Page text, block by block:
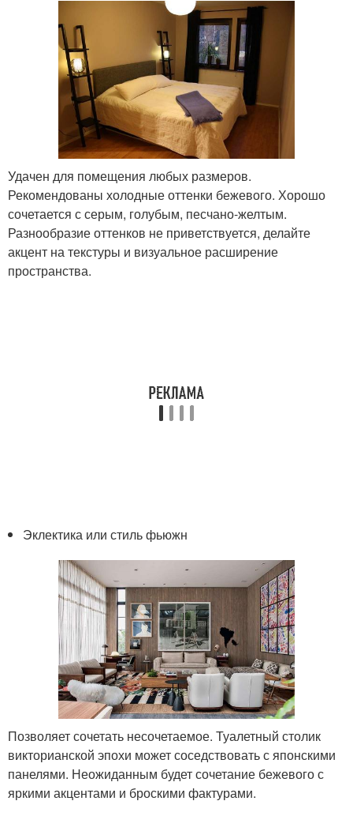
Удачен для помещения любых размеров.
Рекомендованы холодные оттенки бежевого. Хорошо
сочетается с серым, голубым, песчано-желтым.
Разнообразие оттенков не приветствуется, делайте
акцент на текстуры и визуальное расширение
пространства.
Эклектика или стиль фьюжн
Позволяет сочетать несочетаемое. Туалетный столик
викторианской эпохи может соседствовать с японскими
панелями. Неожиданным будет сочетание бежевого с
яркими акцентами и броскими фактурами.